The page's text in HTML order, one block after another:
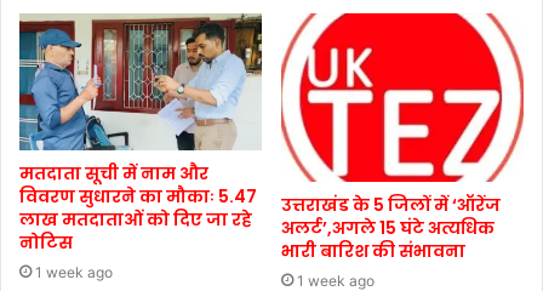
मतदाता सूची में नाम और
विवरण सुधारने का मौकाः 5.47
लाख मतदाताओं को दिए जा रहे
नोटिस
1 week ago
उत्तराखंड के 5 जिलों में ‘ऑरेंज
अलर्ट’,अगले 15 घंटे अत्यधिक
भारी बारिश की संभावना
1 week ago